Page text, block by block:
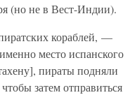
(но не в Вест-Индии).
кораблей, —
место испанского
пираты подняли
затем отправиться